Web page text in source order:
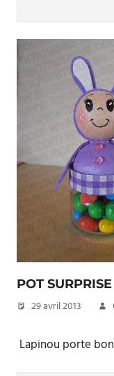
POT SURPRISE
29 avril 2013
Lapinou porte